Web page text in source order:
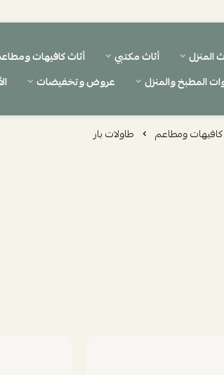
المنزل أثاث مكتبي أثاث كافيهات
المطبخ والمنزل
عروض وتخفيضات
كافيهات ومطاعم طاولات بار